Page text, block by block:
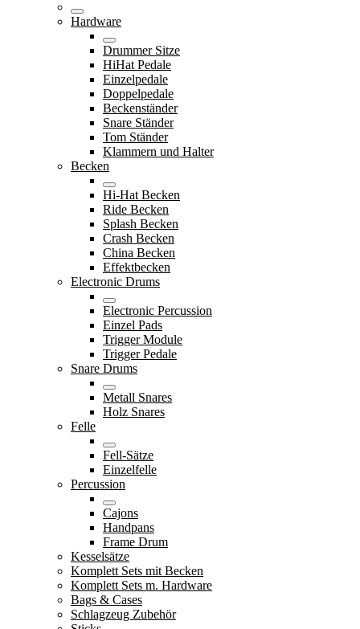
Hardware
Drummer Sitze
HiHat Pedale
Einzelpedale
Doppelpedale
Beckenständer
Snare Ständer
Tom Ständer
Klammern und Halter
Becken
Hi-Hat Becken
Ride Becken
Splash Becken
Crash Becken
China Becken
Effektbecken
Electronic Drums
Electronic Percussion
Einzel Pads
Trigger Module
Trigger Pedale
Snare Drums
Metall Snares
Holz Snares
Felle
Fell-Sätze
Einzelfelle
Percussion
Cajons
Handpans
Frame Drum
Kesselsätze
Komplett Sets mit Becken
Komplett Sets m. Hardware
Bags & Cases
Schlagzeug Zubehör